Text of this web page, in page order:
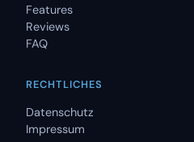
Features
Reviews
FAQ
RECHTLICHES
Datenschutz
Impressum